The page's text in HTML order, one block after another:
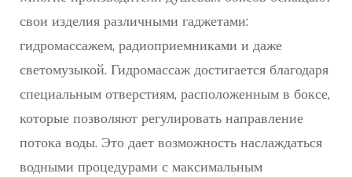
свои изделия различными гаджетами:
гидромассажем, радиоприемниками и даже
светомузыкой. Гидромассаж достигается благодаря
специальным отверстиям, расположенным в боксе,
которые позволяют регулировать направление
потока воды. Это дает возможность наслаждаться
водными процедурами с максимальным